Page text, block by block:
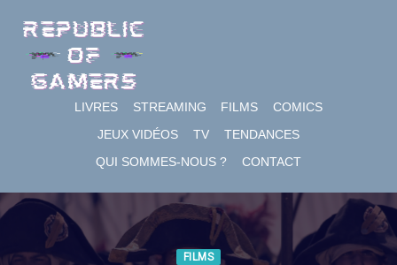
content
LIVRES STREAMING FILMS
COMICS
JEUX VIDÉOS
TV
TENDANCES
QUI SOMMES-NOUS ?
CONTACT
FILMS